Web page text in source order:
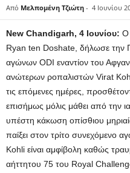
Από Μελπομένη Τζιώτη - 4 Ιουνίου
New Chandigarh, 4 Ιουνίου: Ο
Ryan ten Doshate, δήλωσε την
αγώνων ODI εναντίον του
ανώτερων ροπαλιστών Virat
τις επόμενες ημέρες,
επισήμως μόλις μάθει από την
υπέστη κάκωση οπίσθιου
παίξει στον τρίτο συνεχόμενο
Kohli είναι αμφίβολη καθώς
αήττητου 75 του Royal